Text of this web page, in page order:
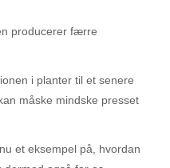
producerer færre
i planter til et senere
måske mindske presset
et eksempel på, hvordan